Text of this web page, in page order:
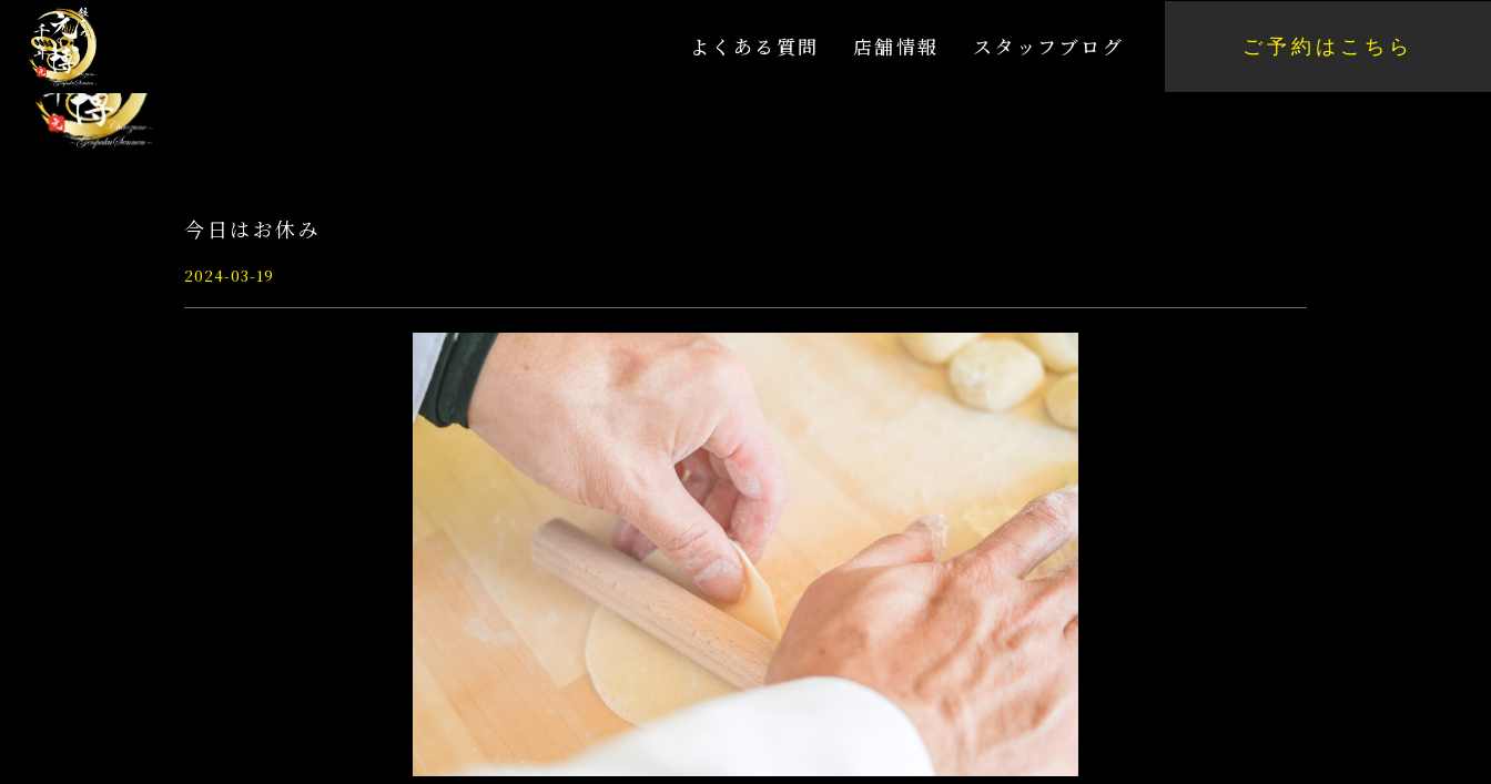
よくある質問 店舗情報 スタッフブログ ご予約はこちら
よくある質問 店舗情報 スタッフブログ ご予約はこちら
今日はお休み
2024-03-19